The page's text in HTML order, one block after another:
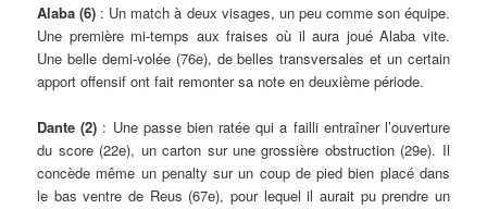
Alaba (6) : Un match à deux visages, un peu comme son équipe.
Une première mi-temps aux fraises où il aura joué Alaba vite.
Une belle demi-volée (76e), de belles transversales et un certain
apport offensif ont fait remonter sa note en deuxième période.
Dante (2) : Une passe bien ratée qui a failli entraîner l’ouverture
du score (22e), un carton sur une grossière obstruction (29e). Il
concède même un penalty sur un coup de pied bien placé dans
le bas ventre de Reus (67e), pour lequel il aurait pu prendre un